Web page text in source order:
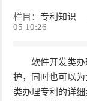
栏目：专利知识
05 10:26
软件开发类
护，同时也可以
类办理专利的详